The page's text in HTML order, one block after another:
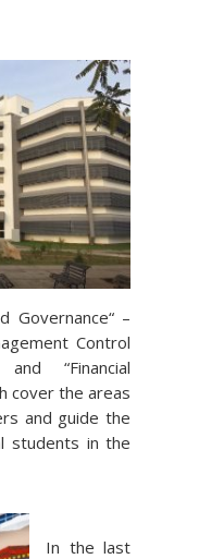
Governance“ –
Control
“Financial
cover the areas
and guide the
students in the
In the last